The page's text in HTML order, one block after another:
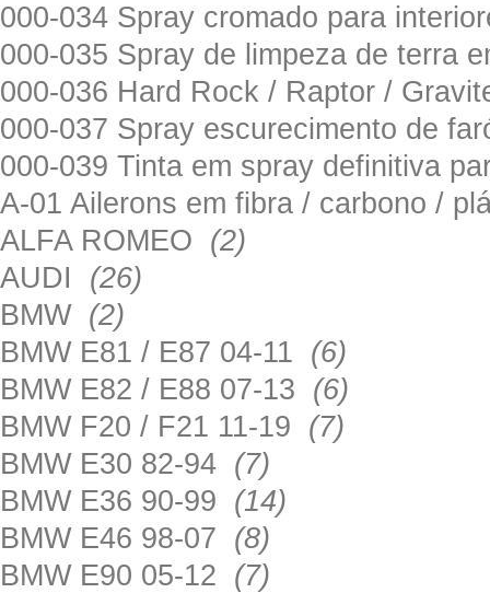
000-034 Spray cromado para
000-035 Spray de limpeza de terra
000-036 Hard Rock / Raptor /
000-037 Spray escurecimento de
000-039 Tinta em spray definitiva
A-01 Ailerons em fibra / carbono /
ALFA ROMEO (2)
AUDI (26)
BMW (2)
BMW E81 / E87 04-11 (6)
BMW E82 / E88 07-13 (6)
BMW F20 / F21 11-19 (7)
BMW E30 82-94 (7)
BMW E36 90-99 (14)
BMW E46 98-07 (8)
BMW E90 05-12 (7)